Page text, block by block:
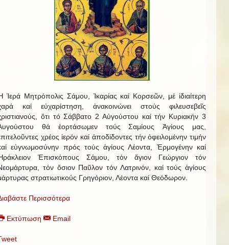
Ἱερά Μητρόπολις Σάμου, Ἰκαρίας καί Κορσεῶν, μέ ἰδιαίτερη
καί εὐχαρίστηση, ἀνακοινώνει στούς φιλευσεβεῖς
ὅτι τό Σάββατο 2 Αὐγούστου καί τήν Κυριακήν 3
θά ἑορτάσωμεν τούς Σαμίους Ἁγίους μας,
χρέος ἱερόν καί ἀποδίδοντες τήν ὀφειλομένην τιμήν
εὐγνωμοσύνην πρός τούς ἁγίους Λέοντα, Ἑρμογένην καί
Ἐπισκόπους Σάμου, τόν ἅγιον Γεώργιον τόν
τόν ὅσιον Παῦλον τόν Λατρινόν, καί τούς ἁγίους
στρατιωτικούς Γρηγόριον, Λέοντα καί Θεόδωρον.
Περισσότερα
Εκτύπωση Email